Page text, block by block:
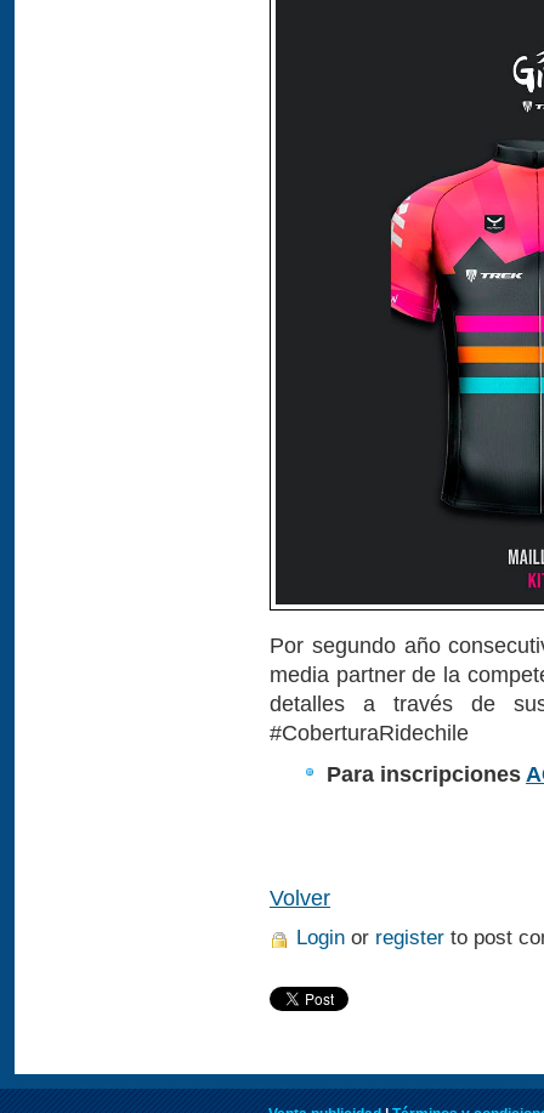
Por segundo año
media partner de la
detalles a través de
#CoberturaRidechile
Para inscripciones
Volver
Login or register to post